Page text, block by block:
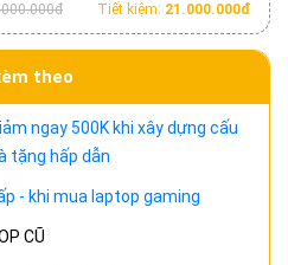
Tiết kiệm: 21.000.000đ
theo
ngay 500K khi xây dựng cấu
tặng hấp dẫn
- khi mua laptop gaming
CŨ